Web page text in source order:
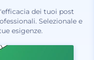
dei tuoi post
Selezionale e
esigenze.